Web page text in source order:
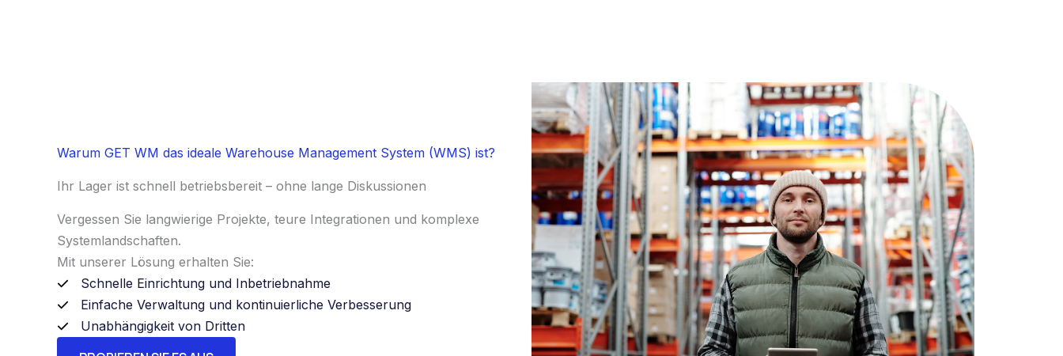
Warum GET WM das ideale Warehouse Management System (WMS) ist?
Ihr Lager ist schnell betriebsbereit – ohne lange Diskussionen
Vergessen Sie langwierige Projekte, teure Integrationen und komplexe
Systemlandschaften.
Mit unserer Lösung erhalten Sie:
Schnelle Einrichtung und Inbetriebnahme
Einfache Verwaltung und kontinuierliche Verbesserung
Unabhängigkeit von Dritten